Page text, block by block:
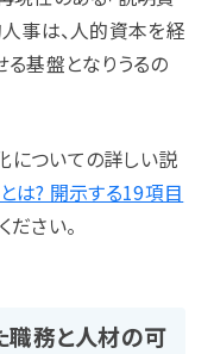
事は、人的資本を経
基盤となりうるの
についての詳しい説
は? 開示する19項目
ださい。
職務と人材の可